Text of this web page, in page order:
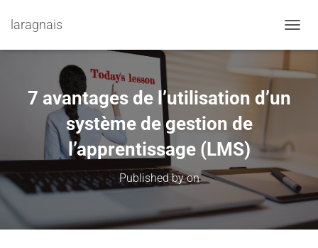
laragnais
7 avantages de l’utilisation d’un
système de gestion de
l’apprentissage (LMS)
Published byon